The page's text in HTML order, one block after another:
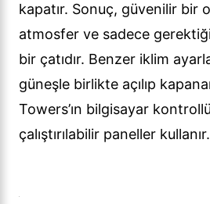
kapatır. Sonuç, güvenilir bir
atmosfer ve sadece
bir çatıdır. Benzer iklim
güneşle birlikte açılıp
Towers’ın bilgisayar
çalıştırılabilir paneller kullanır.